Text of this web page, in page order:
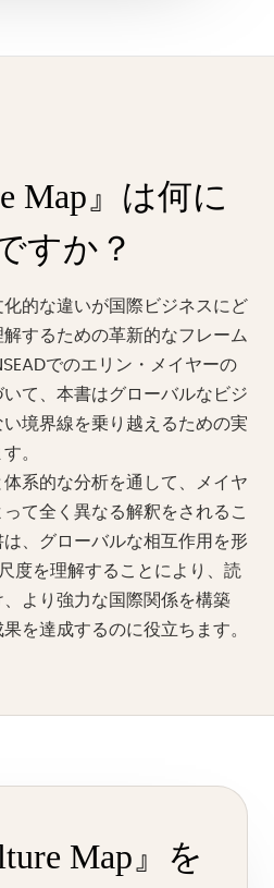
Map』は何に
すか？
的な違いが国際ビジネスにど
するための革新的なフレーム
でのエリン・メイヤーの
て、本書はグローバルなビジ
境界線を乗り越えるための実
。
系的な分析を通して、メイヤ
て全く異なる解釈をされるこ
、グローバルな相互作用を形
度を理解することにより、読
より強力な国際関係を構築
を達成するのに役立ちます。
Map』を